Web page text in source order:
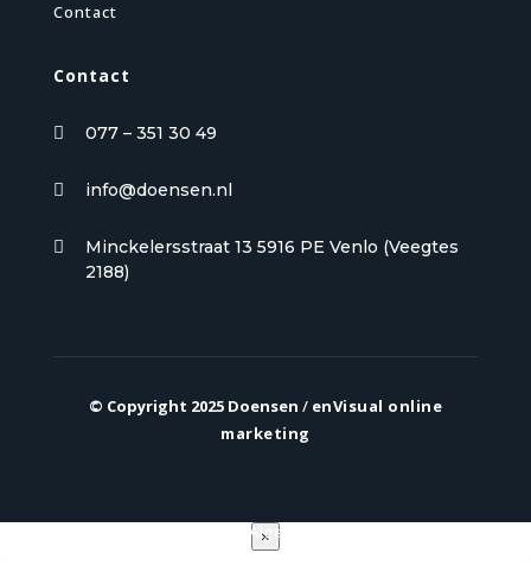
Contact
Contact
 077 – 351 30 49
 info@doensen.nl

Minckelersstraat 13 5916 PE Venlo (Veegtes
2188)
© Copyright 2025 Doensen / enVisual online
marketing
Algemene voorwaarden
×